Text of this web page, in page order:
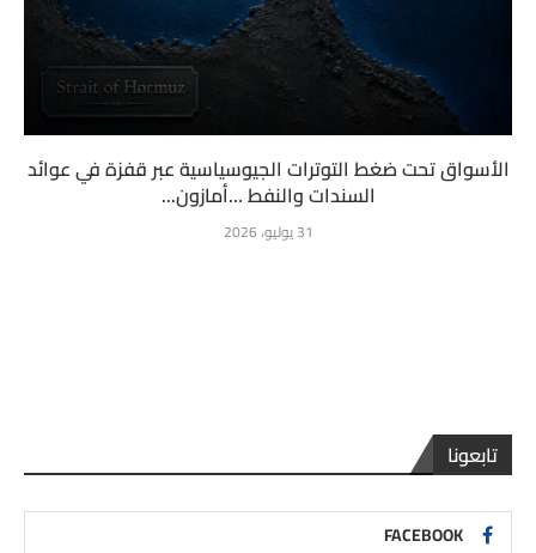
الأسواق تحت ضغط التوترات الجيوسياسية عبر قفزة في عوائد
السندات والنفط …أمازون...
31 يوليو، 2026
تابعونا
FACEBOOK